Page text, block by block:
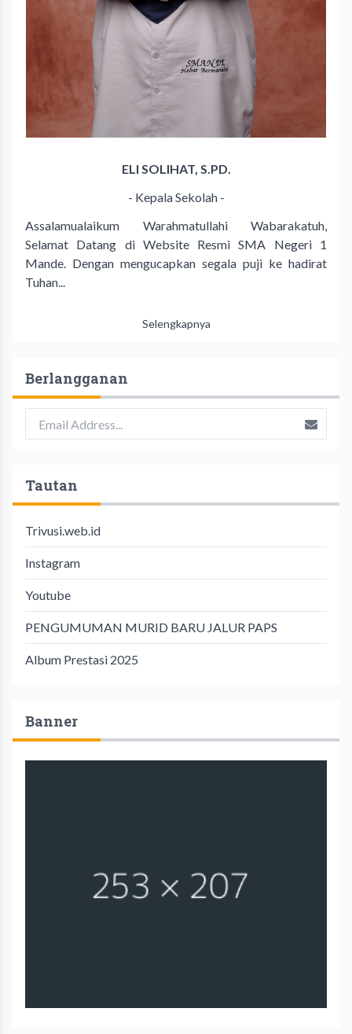
ELI SOLIHAT, S.PD.
- Kepala Sekolah -
Assalamualaikum Warahmatullahi Wabarakatuh,
Selamat Datang di Website Resmi SMA Negeri 1
Mande. Dengan mengucapkan segala puji ke hadirat
Tuhan...
Selengkapnya
Berlangganan
Tautan
Trivusi.web.id
Instagram
Youtube
PENGUMUMAN MURID BARU JALUR PAPS
Album Prestasi 2025
Banner